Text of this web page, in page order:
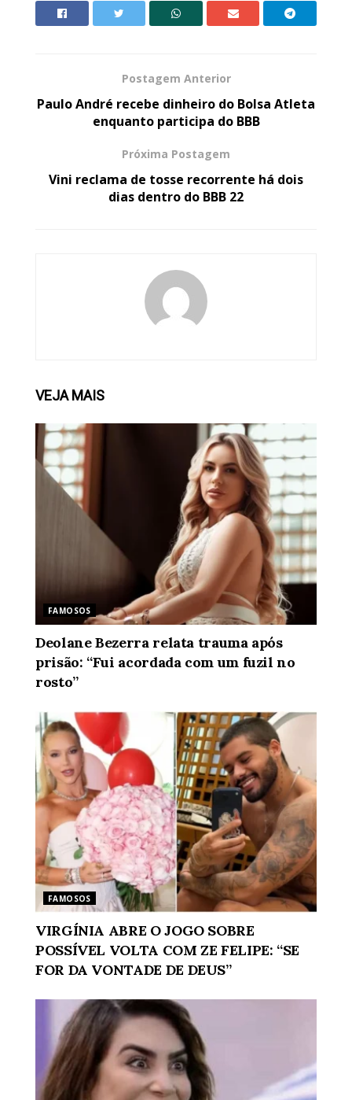
Postagem Anterior
Paulo André recebe dinheiro do Bolsa Atleta
enquanto participa do BBB
Próxima Postagem
Vini reclama de tosse recorrente há dois
dias dentro do BBB 22
VEJAMAIS
FAMOSOS
Deolane Bezerra relata trauma após
prisão: “Fui acordada com um fuzil no
rosto”
FAMOSOS
VIRGÍNIA ABRE O JOGO SOBRE
POSSÍVEL VOLTA COM ZE FELIPE: “SE
FOR DA VONTADE DE DEUS”